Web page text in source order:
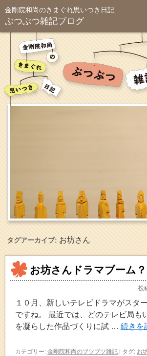
金剛院和尚のきまぐれ思いつき日記
ぶつぶつ雑記ブログ
タグアーカイブ:お坊さん
お坊さんドラマブーム？
投
１０月、新しいテレビドラマがスタ
ですね。 最近では、どのテレビ局も
を凝らした作品づくりに試 … 続きを
カテゴリー: 金剛院和尚のブツブツ雑記 | タグ: お